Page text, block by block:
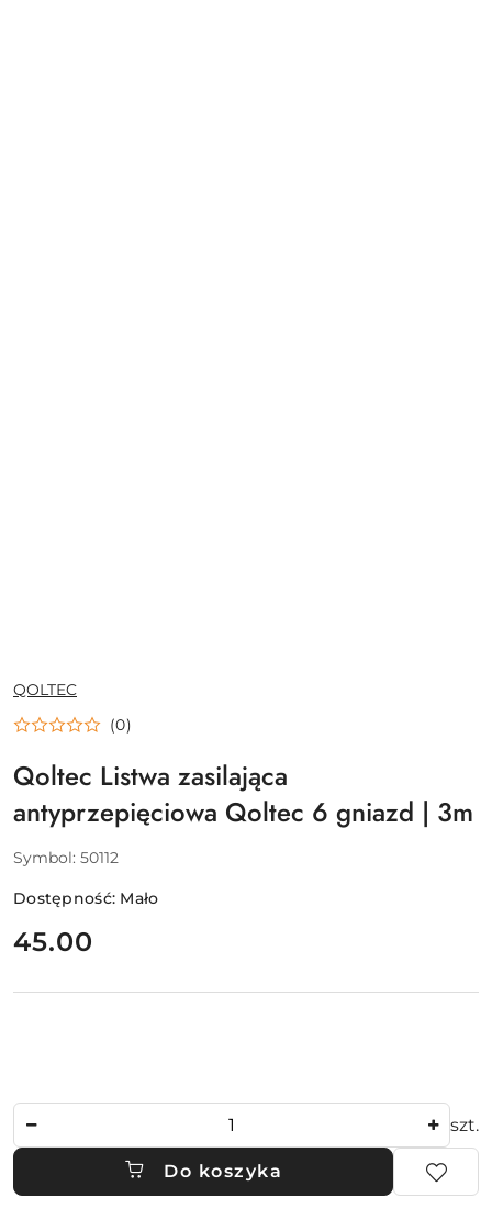
NAZWA
PRODUCENTA:
QOLTEC
(0)
Qoltec Listwa zasilająca
antyprzepięciowa Qoltec 6 gniazd | 3m
Symbol: 50112
Dostępność: Mało
cena:
45.00
szt.
Do koszyka